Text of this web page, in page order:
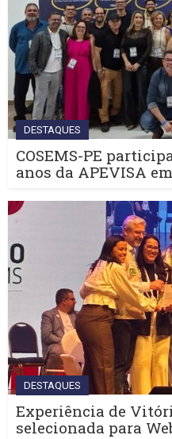
DESTAQUES
COSEMS-PE
anos da APEVISA
DESTAQUES
Experiência de
selecionada para